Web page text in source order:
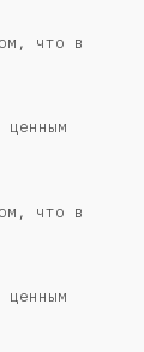
что в
ценным
что в
ценным